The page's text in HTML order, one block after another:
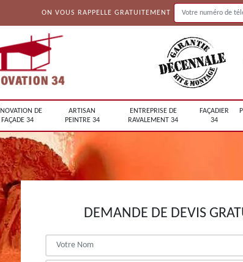
ON VOUS RAPPELLE GRATUITEMENT
DE
FAÇADE 34
ARTISAN
PEINTRE 34
ENTREPRISE DE
RAVALEMENT 34
FAÇADIER
34
DEMANDE DE DEVIS